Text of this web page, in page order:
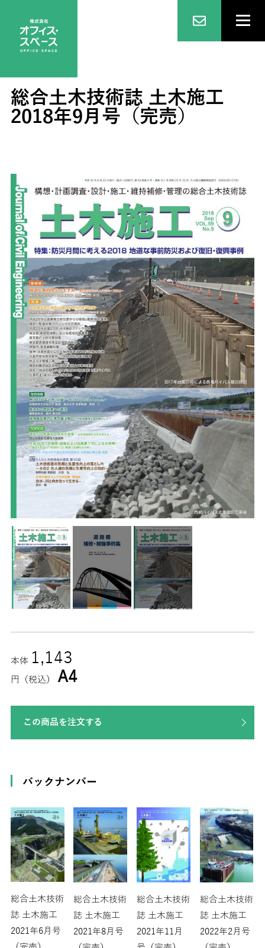
総合土木技術誌 土木施工
2018年9月号（完売）
本体 1,143
円（税込） A4
この商品を注文する
バックナンバー
総合土木技術
誌 土木施工
2021年6月号
総合土木技術
誌 土木施工
2021年8月号
総合土木技術
誌 土木施工
2021年11月
総合土木技術
誌 土木施工
2022年2月号